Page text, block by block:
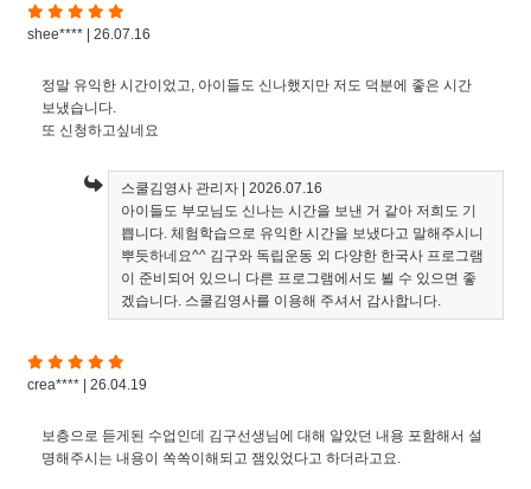
shee**** | 26.07.16
정말 유익한 시간이었고, 아이들도 신나했지만 저도 덕분에 좋은 시간
보냈습니다.
또 신청하고싶네요
스쿨김영사 관리자| 2026.07.16
아이들도 부모님도 신나는 시간을 보낸 거 같아 저희도 기
쁩니다. 체험학습으로 유익한 시간을 보냈다고 말해주시니
뿌듯하네요^^ 김구와 독립운동 외 다양한 한국사 프로그램
이 준비되어 있으니 다른 프로그램에서도 뵐 수 있으면 좋
겠습니다. 스쿨김영사를 이용해 주셔서 감사합니다.
crea**** | 26.04.19
보층으로 듣게된 수업인데 김구선생님에 대해 알았던 내용 포함해서 설
명해주시는 내용이 쏙쏙이해되고 잼있었다고 하더라고요.